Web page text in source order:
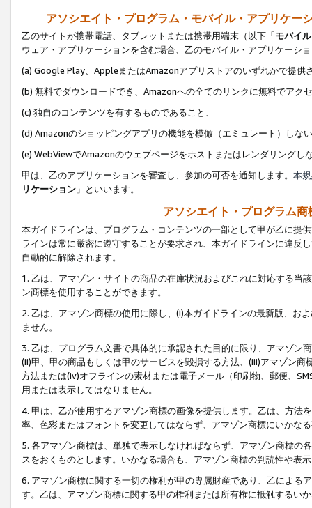
アソシエイト・プログラム・モバイル・アプリケー
乙のサイトが携帯電話、タブレットまたは携帯用端末（以下「モバイ
ウェア・アプリケーションを含む場合、乙のモバイル・アプリケーシ
(a) Google Play、AppleまたはAmazonアプリストアのいずれかで提供
(b) 無料でダウンロードでき、Amazonへの全てのリンクに無料でアク
(c) 独自のコンテンツを有するものであること、
(d) Amazonのショッピングアプリの機能を模倣（エミュレート）しな
(e) WebViewでAmazonのウェブページをホストまたはレンダリングし
甲は、乙のアプリケーションを審査し、参加の可否を通知します。 本
リケーション 」といいます。
アソシエイト・プログラム
本ガイドラインは、プログラム・コンテンツの一部として甲が乙に提
ラインは常に厳密に遵守することが要求され、本ガイドラインに違反
自動的に解除されます。
1. 乙は、アマゾン・サイトの商品の在庫状況およびこれに対応する
ン商標を使用することができます。
2. 乙は、アマゾン商標の使用に際し、(i)本ガイドラインの最新版、お
ません。
3. 乙は、プログラム文書で具体的に承認された目的に限り、アマゾン
(ii)甲、甲の商品もしくは甲のサービスを毀損する方法、(iii)アマゾン
方法または(iv)オフラインの素材または電子メール（印刷物、郵便、
用または表示してはなりません。
4. 甲は、乙が使用するアマゾン商標の画像を提供します。乙は、方
率、色彩またはフォントを変更してはならず、アマゾン商標にいかな
5. 各アマゾン商標は、単独で表示しなければならず、アマゾン商標
スをおくものとします。いかなる場合も、アマゾン商標の判読性や表
6. アマゾン商標に関する一切の権利が甲の専属財産であり、乙による
す。乙は、アマゾン商標に関する甲の権利または所有権に抵触するい